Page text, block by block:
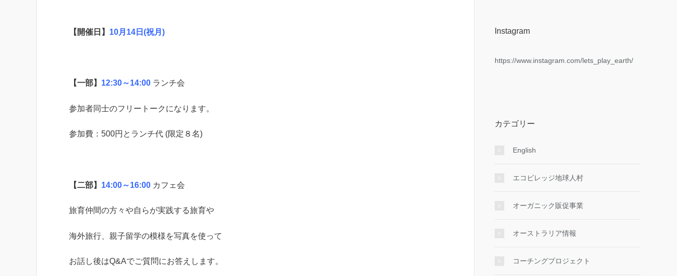
【開催日】 10月14日(祝月)
【一部】 12:30～14:00 ランチ会
参加者同士のフリートークになります。
参加費：500円とランチ代 (限定８名)
【二部】 14:00～16:00 カフェ会
旅育仲間の方々や自らが実践する旅育や
海外旅行、親子留学の模様を写真を使って
お話し後はQ&Aでご質問にお答えします。
Instagram
https://www.instagram.com/lets_play_earth/
カテゴリー
English
エコビレッジ地球人村
オーガニック販促事業
オーストラリア情報
コーチングプロジェクト